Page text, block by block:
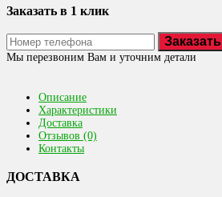
Заказать в 1 клик
Заказать
Мы перезвоним Вам и уточним детали
Описание
Характеристики
Доставка
Отзывов (0)
Контакты
ДОСТАВКА